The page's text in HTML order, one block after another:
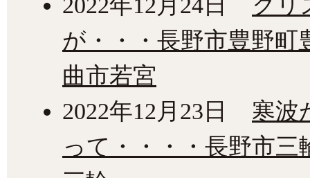
2022年12月24日
クリ
が・・・長野市豊野
曲市若宮
2022年12月23日
寒波
って・・・・長野市